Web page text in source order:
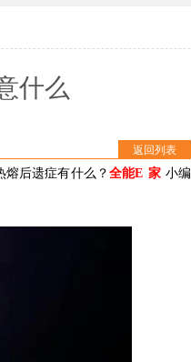
什么
返回列表
熔后遗症有什么？全能E 家 小编